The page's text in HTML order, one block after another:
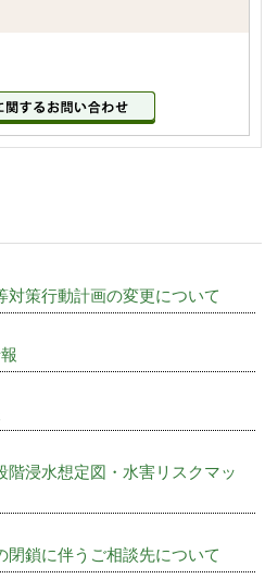
対策行動計画の変更について
浸水想定図・水害リスクマッ
閉鎖に伴うご相談先について